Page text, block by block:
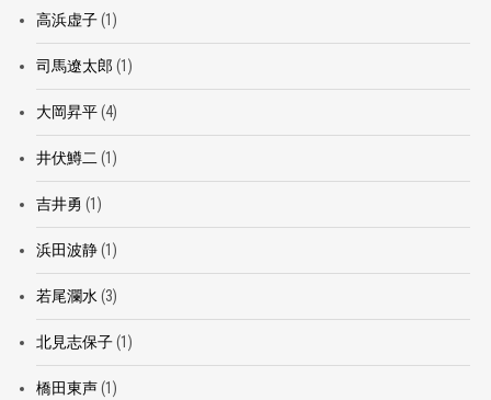
高浜虚子(1)
司馬遼太郎 (1)
大岡昇平(4)
井伏鱒二 (1)
吉井勇 (1)
浜田波静(1)
若尾瀾水 (3)
北見志保子(1)
橋田東声(1)